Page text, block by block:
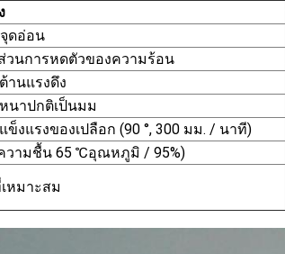
ดอ่อน
วนการหดตัวของความร้อน
านแรงดึง
นาปกติเป็นมม
ข็งแรงของเปลือก (90 °, 300 มม. / นาที)
วามชื้น 65 ℃อุณหภูมิ / 95%)
หมาะสม